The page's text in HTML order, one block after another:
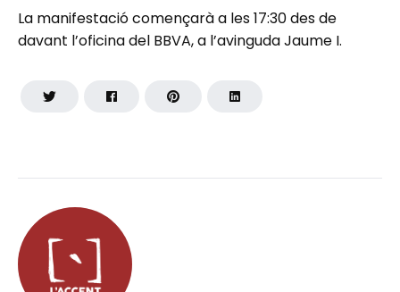
La manifestació començarà a les 17:30 des de
davant l’oficina del BBVA, a l’avinguda Jaume I.